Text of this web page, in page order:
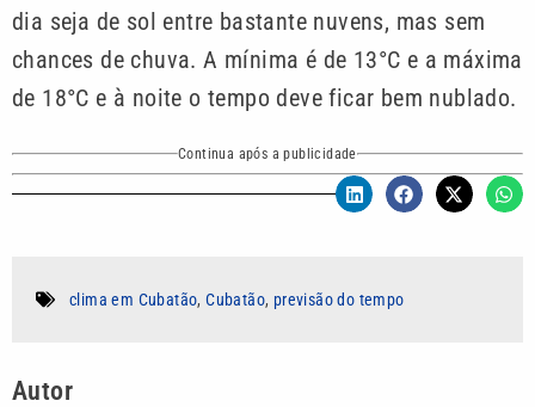
dia seja de sol entre bastante nuvens, mas sem
chances de chuva. A mínima é de 13°C e a máxima
de 18°C e à noite o tempo deve ficar bem nublado.
Continua após a publicidade
clima em Cubatão,Cubatão, previsão do tempo
Autor